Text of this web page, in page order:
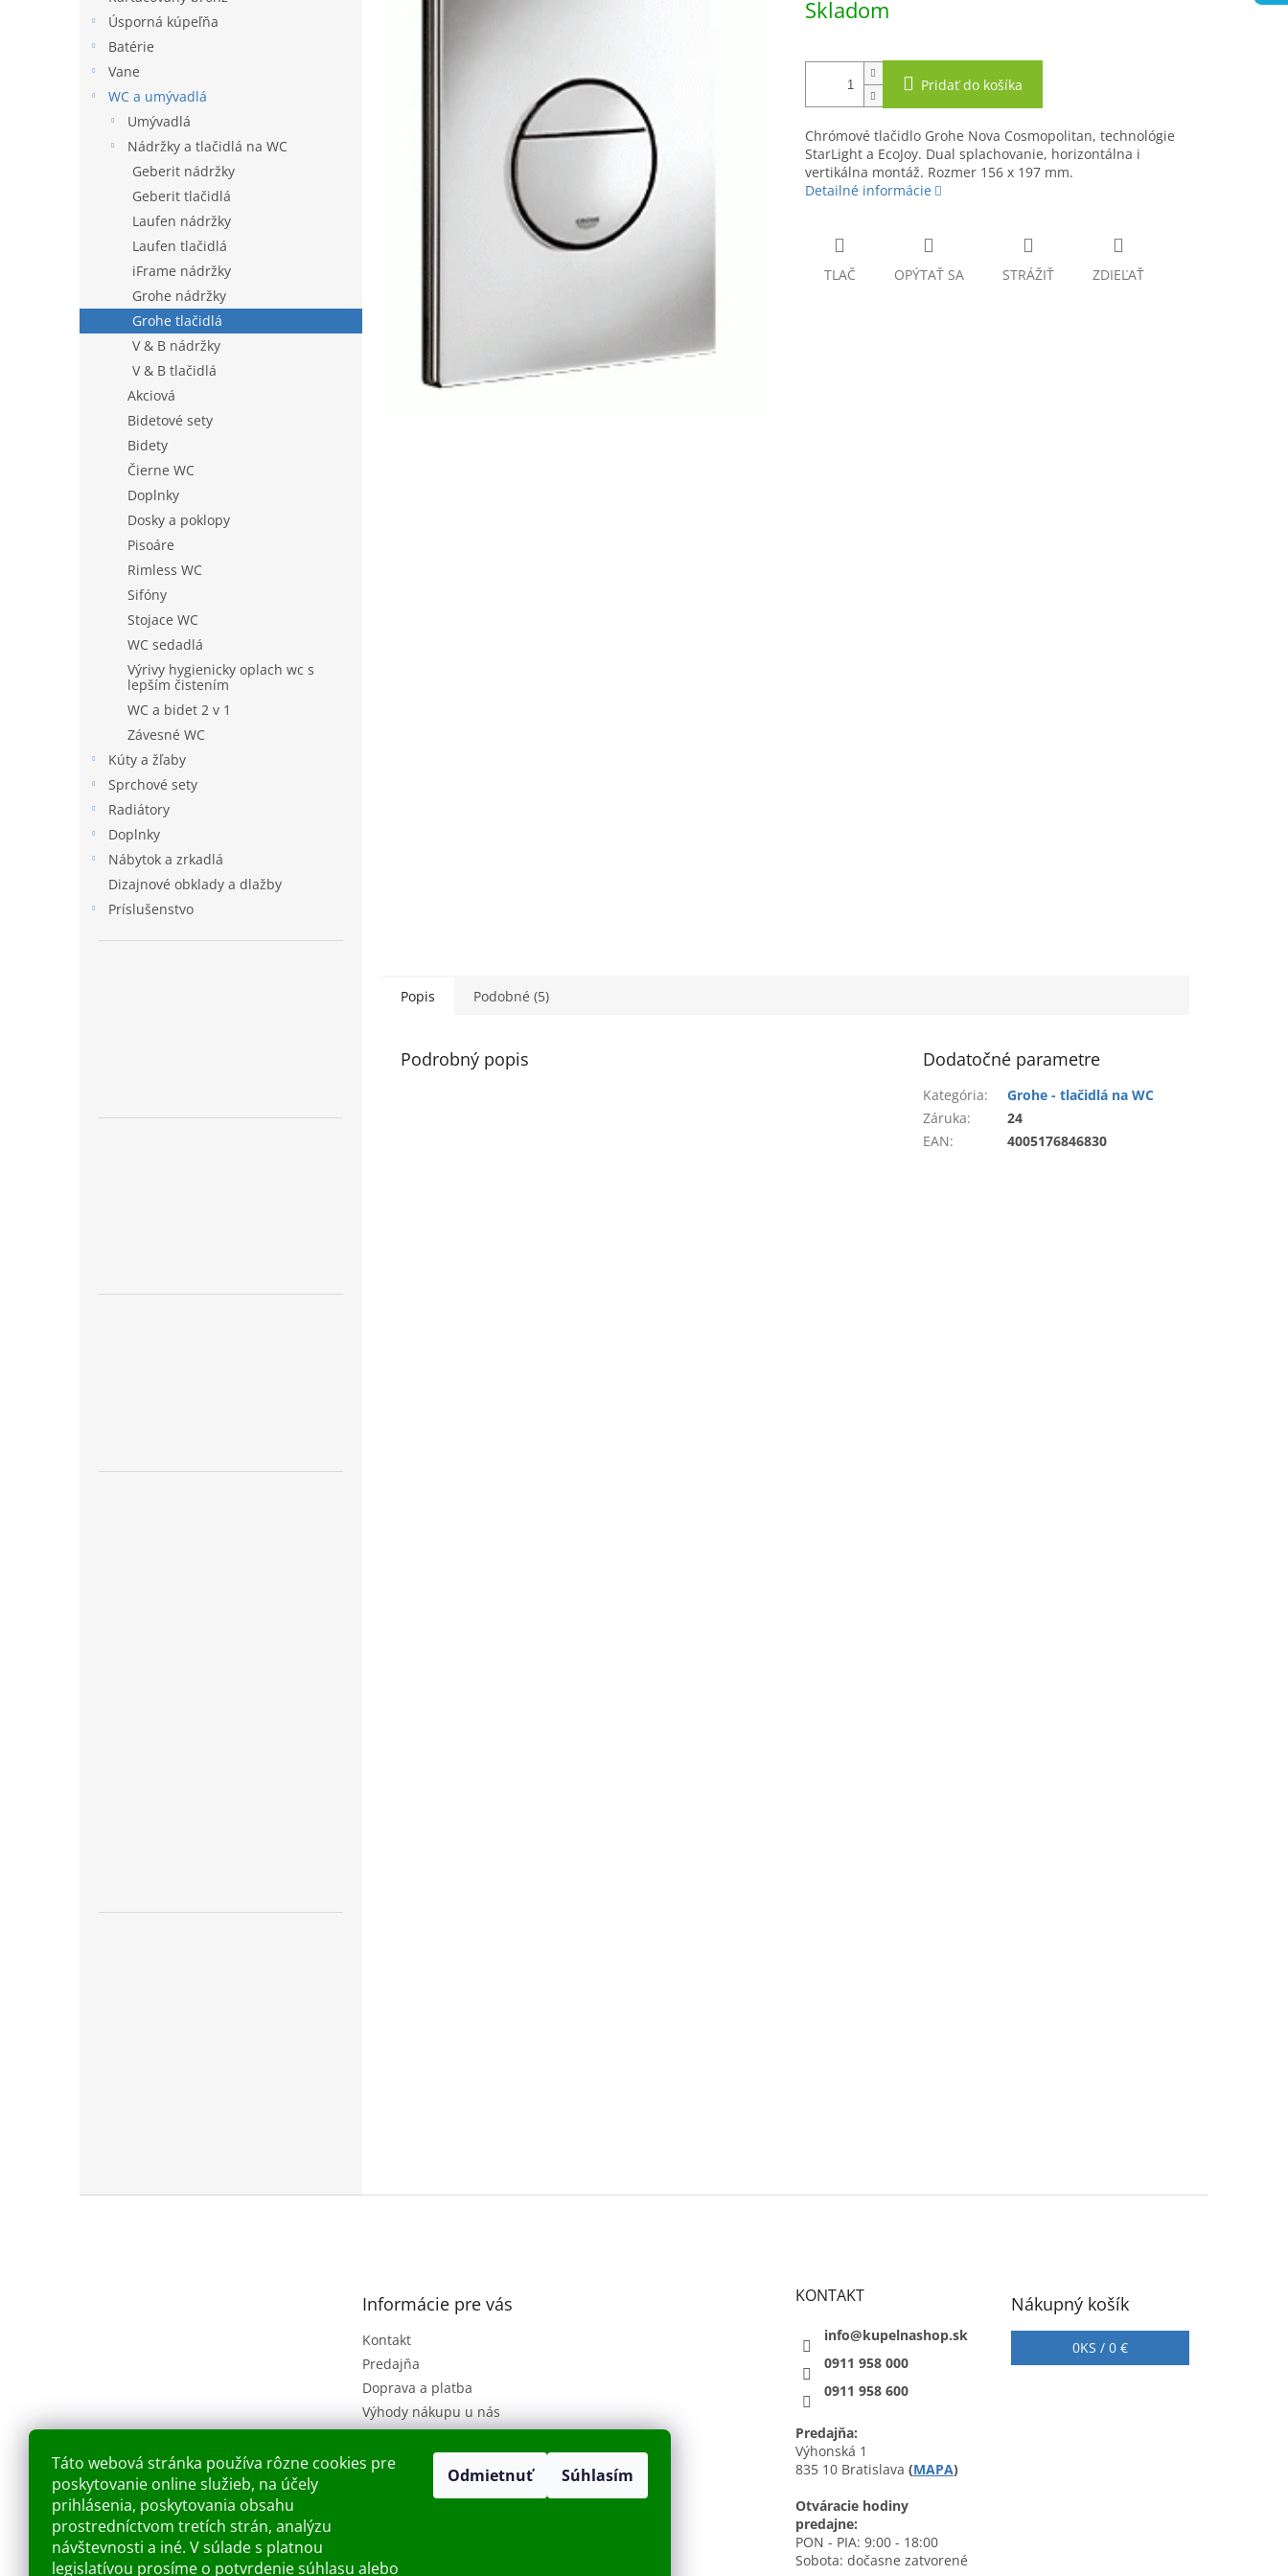
Táto webová stránka používa rôzne cookies pre
poskytovanie online služieb, na účely
prihlásenia, poskytovania obsahu
prostredníctvom tretích strán, analýzu
návštevnosti a iné. V súlade s platnou
legislatívou prosíme o potvrdenie súhlasu alebo
Odmietnuť Súhlasím
Úsporná kúpeľňa
Batérie
Vane
WC a umývadlá
Umývadlá
Nádržky a tlačidlá na WC
Geberit nádržky
Geberit tlačidlá
Laufen nádržky
Laufen tlačidlá
iFrame nádržky
Grohe nádržky
Grohe tlačidlá
V & B nádržky
V & B tlačidlá
Akciová
Bidetové sety
Bidety
Čierne WC
Doplnky
Dosky a poklopy
Pisoáre
Rimless WC
Sifóny
Stojace WC
WC sedadlá
Výrivy hygienicky oplach wc s
lepším čistením
WC a bidet 2 v 1
Závesné WC
Kúty a žľaby
Sprchové sety
Radiátory
Doplnky
Nábytok a zrkadlá
Dizajnové obklady a dlažby
Príslušenstvo
cena:
Skladom
Pridať do košíka
Chrómové tlačidlo Grohe Nova Cosmopolitan, technológie
StarLight a EcoJoy. Dual splachovanie, horizontálna i
vertikálna montáž. Rozmer 156 x 197 mm.
Detailné informácie
TLAČ OPÝTAŤ SA STRÁŽIŤ ZDIEĽAŤ
Popis Podobné (5)
Podrobný popis Dodatočné parametre
Kategória:
Grohe - tlačidlá na WC
Záruka:
24
EAN: 4005176846830
Informácie pre vás
Kontakt
Predajňa
Doprava a platba
Výhody nákupu u nás
Obchodné podmienky
Ochrana osobných údajov
Náš príbeh
KONTAKT
info@kupelnashop.sk
0911 958 000
0911 958 600
Predajňa:
Výhonská 1
835 10 Bratislava (MAPA)
Otváracie hodiny
predajne:
PON - PIA: 9:00 - 18:00
Sobota: dočasne zatvorené
Nákupný košík
0KS /0 €